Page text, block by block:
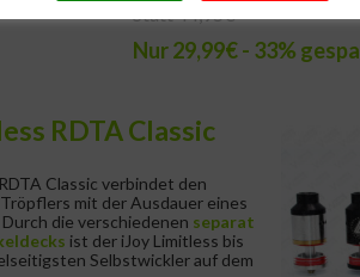
Nur 29,99€ - 33%
RDTA Classic
Classic verbindet den
mit der Ausdauer eines
die verschiedenen separat
ist der iJoy Limitless bis
Selbstwickler auf dem